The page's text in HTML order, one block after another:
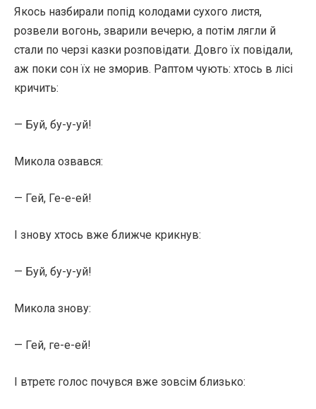
Якось назбирали попід колодами сухого листя,
розвели вогонь, зварили вечерю, а потім лягли й
стали по черзі казки розповідати. Довго їх повідали,
аж поки сон їх не зморив. Раптом чують: хтось в лісі
кричить:
— Буй, бу-у-уй!
Микола озвався:
— Гей, Ге-е-ей!
І знову хтось вже ближче крикнув:
— Буй, бу-у-уй!
Микола знову:
— Гей, ге-е-ей!
І втретє голос почувся вже зовсім близько: